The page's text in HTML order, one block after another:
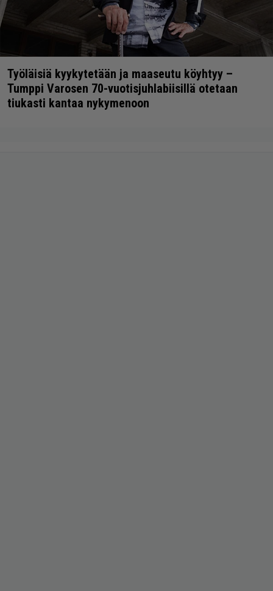
Työläisiä kyykytetään ja maaseutu köyhtyy –
Tumppi Varosen 70-vuotisjuhlabiisillä otetaan
tiukasti kantaa nykymenoon